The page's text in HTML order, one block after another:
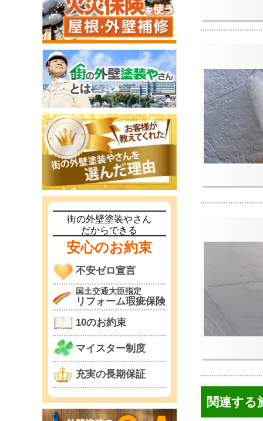
関連する
街の外壁塗装やさん
だからできる
安心のお約束
不安ゼロ宣言
国土交通大臣指定
リフォーム瑕疵保険
10のお約束
マイスター制度
充実の長期保証